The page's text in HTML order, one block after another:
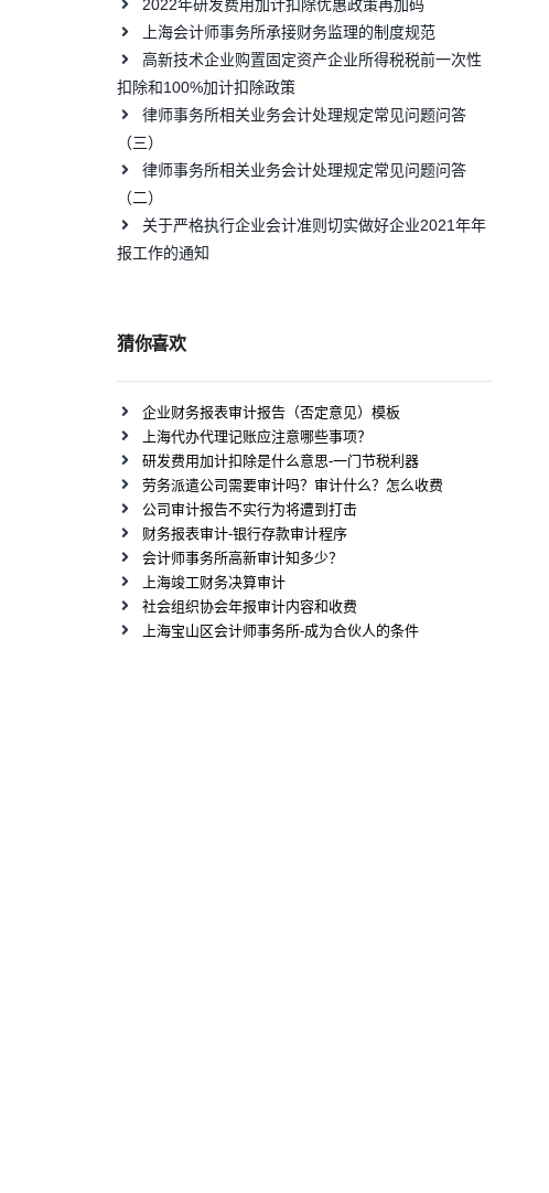
2022年研发费用加计扣除优惠政策再加码
上海会计师事务所承接财务监理的制度规范
高新技术企业购置固定资产企业所得税税前一次性
扣除和100%加计扣除政策
律师事务所相关业务会计处理规定常见问题问答
（三）
律师事务所相关业务会计处理规定常见问题问答
（二）
关于严格执行企业会计准则切实做好企业2021年年
报工作的通知
猜你喜欢
企业财务报表审计报告（否定意见）模板
上海代办代理记账应注意哪些事项？
研发费用加计扣除是什么意思-一门节税利器
劳务派遣公司需要审计吗？审计什么？怎么收费
公司审计报告不实行为将遭到打击
财务报表审计-银行存款审计程序
会计师事务所高新审计知多少？
上海竣工财务决算审计
社会组织协会年报审计内容和收费
上海宝山区会计师事务所-成为合伙人的条件